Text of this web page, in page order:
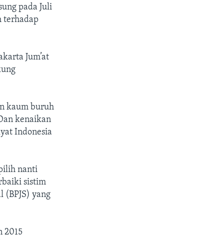
pada Juli
terhadap
Jum’at
kaum buruh
kenaikan
Indonesia
nanti
sistim
(BPJS) yang
2015